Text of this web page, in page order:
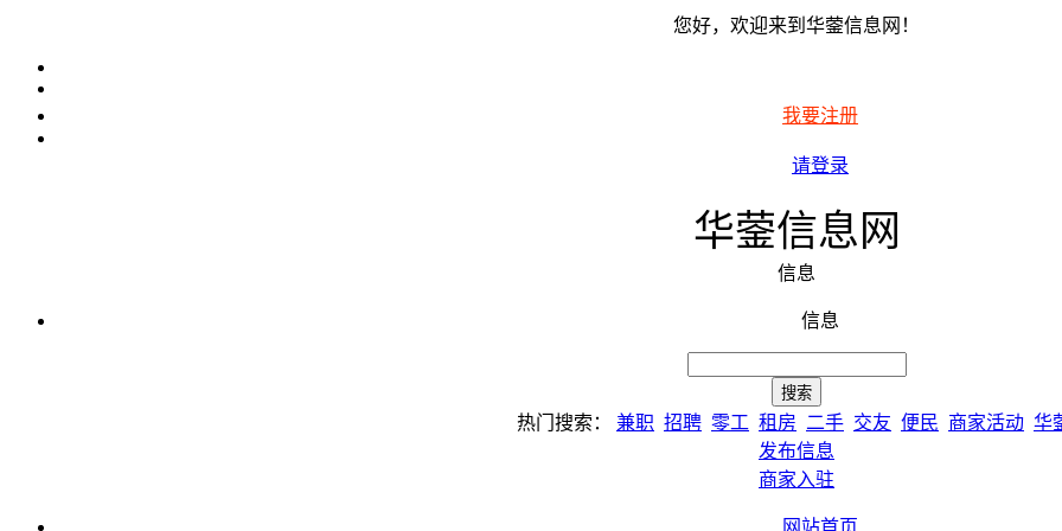
您好，欢迎来到华蓥信息网！
我要注册
请登录
华蓥信息网
信息
信息
热门搜索： 兼职 招聘 零工 租房 二手 交友 便民 商家活动 华
发布信息
商家入驻
网站首页